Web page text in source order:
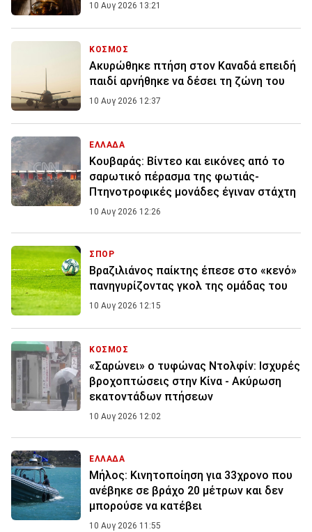
10 Αυγ 2026 13:21
ΚΟΣΜΟΣ
Ακυρώθηκε πτήση στον Καναδά επειδή
παιδί αρνήθηκε να δέσει τη ζώνη του
10 Αυγ 2026 12:37
ΕΛΛΑΔΑ
Κουβαράς: Βίντεο και εικόνες από το
σαρωτικό πέρασμα της φωτιάς-
Πτηνοτροφικές μονάδες έγιναν στάχτη
10 Αυγ 2026 12:26
ΣΠΟΡ
Βραζιλιάνος παίκτης έπεσε στο «κενό»
πανηγυρίζοντας γκολ της ομάδας του
10 Αυγ 2026 12:15
ΚΟΣΜΟΣ
«Σαρώνει» ο τυφώνας Ντολφίν: Ισχυρές
βροχοπτώσεις στην Κίνα - Ακύρωση
εκατοντάδων πτήσεων
10 Αυγ 2026 12:02
ΕΛΛΑΔΑ
Μήλος: Κινητοποίηση για 33χρονο που
ανέβηκε σε βράχο 20 μέτρων και δεν
μπορούσε να κατέβει
10 Αυγ 2026 11:55